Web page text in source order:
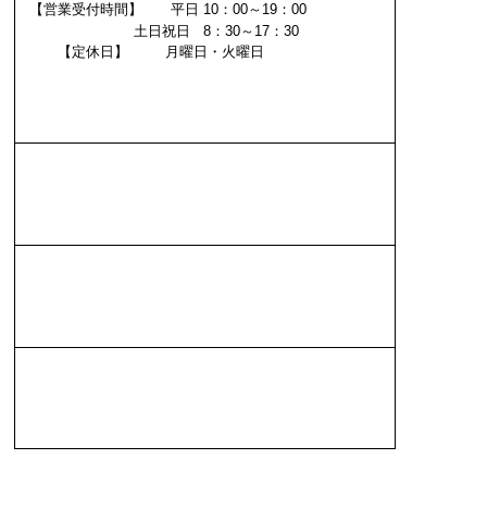
【営業受付時間】 平日 10：00～19：00
土日祝日 8：30～17：30
【定休日】 月曜日・火曜日